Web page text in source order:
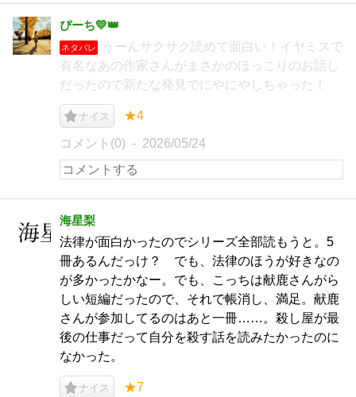
ぴーち💛👑
ネタバレ
うーんサクサク読めて面白い！イヤミスで
有名なあの作家さんがまさかのほっこりのお話し
だったので新たな発見でにやにやしちゃった！
ナイス ★4
コメント(0) 2026/05/24
海星梨
法律が面白かったのでシリーズ全部読もうと。5
冊あるんだっけ？ でも、法律のほうが好きなの
が多かったかなー。でも、こっちは献鹿さんがら
しい短編だったので、それで帳消し、満足。献鹿
さんが参加してるのはあと一冊……。殺し屋が最
後の仕事だって自分を殺す話を読みたかったのに
なかった。
ナイス ★7